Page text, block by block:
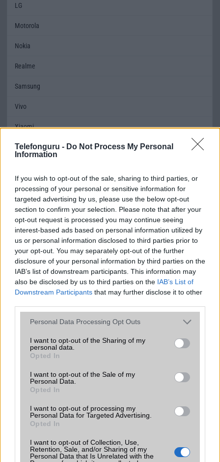
Telefonguru - Do Not Process My Personal
Information
If you wish to opt-out of the sale, sharing to third parties, or
processing of your personal or sensitive information for
targeted advertising by us, please use the below opt-out
section to confirm your selection. Please note that after your
opt-out request is processed you may continue seeing
interest-based ads based on personal information utilized by
us or personal information disclosed to third parties prior to
your opt-out. You may separately opt-out of the further
disclosure of your personal information by third parties on the
IAB’s list of downstream participants. This information may
also be disclosed by us to third parties on the IAB’s List of
Downstream Participants that may further disclose it to other
Please note that this website/app uses one or more Google
not limited to your visit or usage behaviour. You may click to
grant or deny consent to Google and its third-party tags to
use your data for below specified purposes in below Google
consent section.
Personal Data Processing Opt Outs
I want to opt-out of the Sharing of my
personal data.
Opted In
I want to opt-out of the Sale of my
Personal Data.
Opted In
I want to opt-out of processing my
Personal Data for Targeted Advertising.
Opted In
I want to opt-out of Collection, Use,
Retention, Sale, and/or Sharing of my
Personal Data that Is Unrelated with the
LG
Motorola
Nokia
Realme
Samsung
Vivo
Xiaomi
ZTE
Mennyibe kerül
Keressen a telefonboltok ajánlatai között!
TELEFONOK GYORSLISTA
Márka :
HÍRLEVÉL